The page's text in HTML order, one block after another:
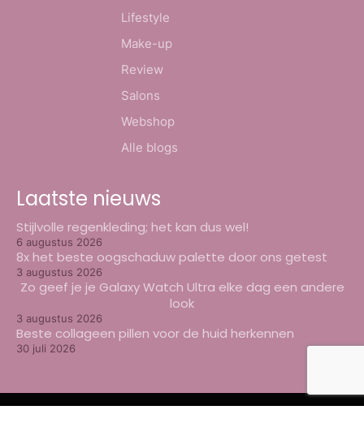
Lifestyle
Make-up
Review
Salons
Webshop
Alle blogs
Laatste nieuws
Stijlvolle regenkleding; het kan dus wel!
6 augustus 2026
8x het beste oogschaduw palette door ons getest
3 augustus 2026
Zo geef je je Galaxy Watch Ultra elke dag een andere
look
3 augustus 2026
Beste collageen pillen voor de huid herkennen
30 juli 2026